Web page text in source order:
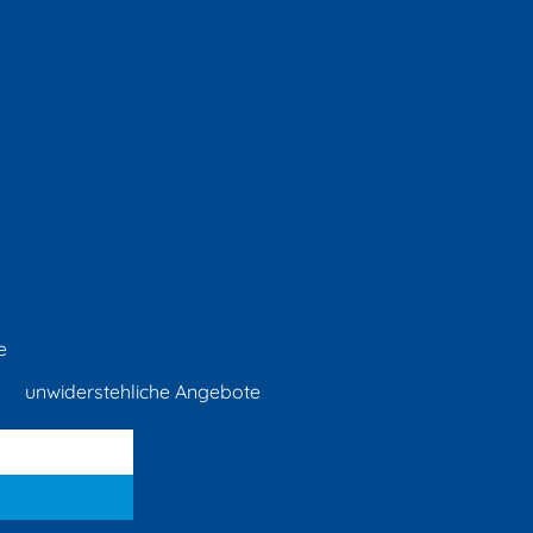
unwiderstehliche Angebote